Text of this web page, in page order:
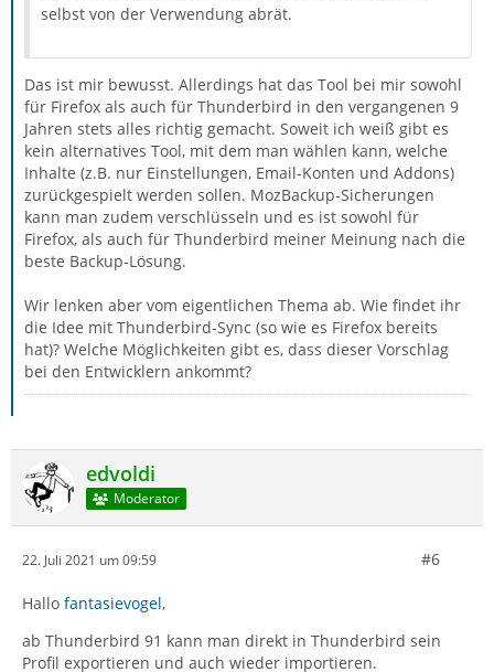
selbst von der Verwendung abrät.
Das ist mir bewusst. Allerdings hat das Tool bei mir sowohl
für Firefox als auch für Thunderbird in den vergangenen 9
Jahren stets alles richtig gemacht. Soweit ich weiß gibt es
kein alternatives Tool, mit dem man wählen kann, welche
Inhalte (z.B. nur Einstellungen, Email-Konten und Addons)
zurückgespielt werden sollen. MozBackup-Sicherungen
kann man zudem verschlüsseln und es ist sowohl für
Firefox, als auch für Thunderbird meiner Meinung nach die
beste Backup-Lösung.
Wir lenken aber vom eigentlichen Thema ab. Wie findet ihr
die Idee mit Thunderbird-Sync (so wie es Firefox bereits
hat)? Welche Möglichkeiten gibt es, dass dieser Vorschlag
bei den Entwicklern ankommt?
edvoldi
Moderator
22. Juli 2021 um 09:59 #6
Hallo fantasievogel,
ab Thunderbird 91 kann man direkt in Thunderbird sein
Profil exportieren und auch wieder importieren.